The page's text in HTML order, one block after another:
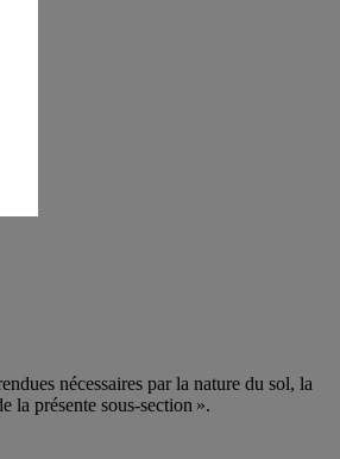
nécessaires par la nature du sol, la
la présente sous-section ».